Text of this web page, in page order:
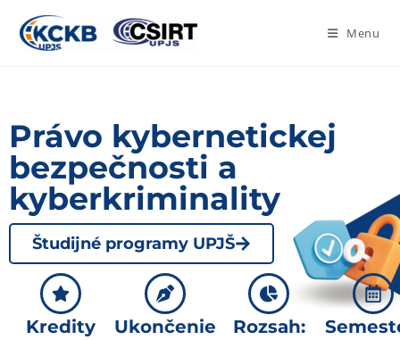
Menu
Právo kybernetickej
bezpečnosti a
kyberkriminality
Študijné programy UPJŠ
Kredity
Ukončenie
Rozsah: